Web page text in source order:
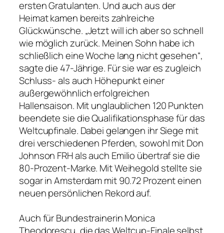
ersten Gratulanten. Und auch aus der
Heimat kamen bereits zahlreiche
Glückwünsche. „Jetzt will ich aber so schnell
wie möglich zurück. Meinen Sohn habe ich
schließlich eine Woche lang nicht gesehen“,
sagte die 47-Jährige. Für sie war es zugleich
Schluss- als auch Höhepunkt einer
außergewöhnlich erfolgreichen
Hallensaison. Mit unglaublichen 120 Punkten
beendete sie die Qualifikationsphase für das
Weltcupfinale. Dabei gelangen ihr Siege mit
drei verschiedenen Pferden, sowohl mit Don
Johnson FRH als auch Emilio übertraf sie die
80-Prozent-Marke. Mit Weihegold stellte sie
sogar in Amsterdam mit 90.72 Prozent einen
neuen persönlichen Rekord auf.
Auch für Bundestrainerin Monica
Theodorescu, die das Weltcup-Finale selbst